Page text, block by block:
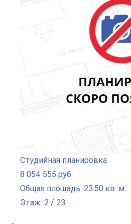
Студийная планировка
8 054 555 руб.
Общая площадь: 23.50 кв. м
Этаж: 2 / 23